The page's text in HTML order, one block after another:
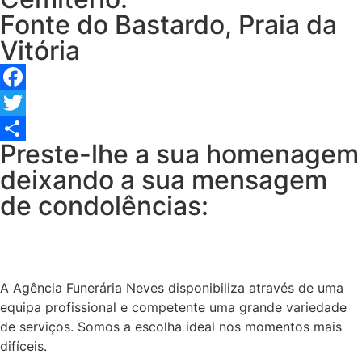
Fonte do Bastardo, Praia da
Vitória
Facebook
Twitter
Share
Preste-lhe a sua homenagem
deixando a sua mensagem
de condolências:
A Agência Funerária Neves disponibiliza através de uma
equipa profissional e competente uma grande variedade
de serviços. Somos a escolha ideal nos momentos mais
difíceis.